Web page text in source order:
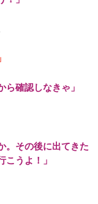
確認しなきゃ」
。その後に出てきた
うよ！」